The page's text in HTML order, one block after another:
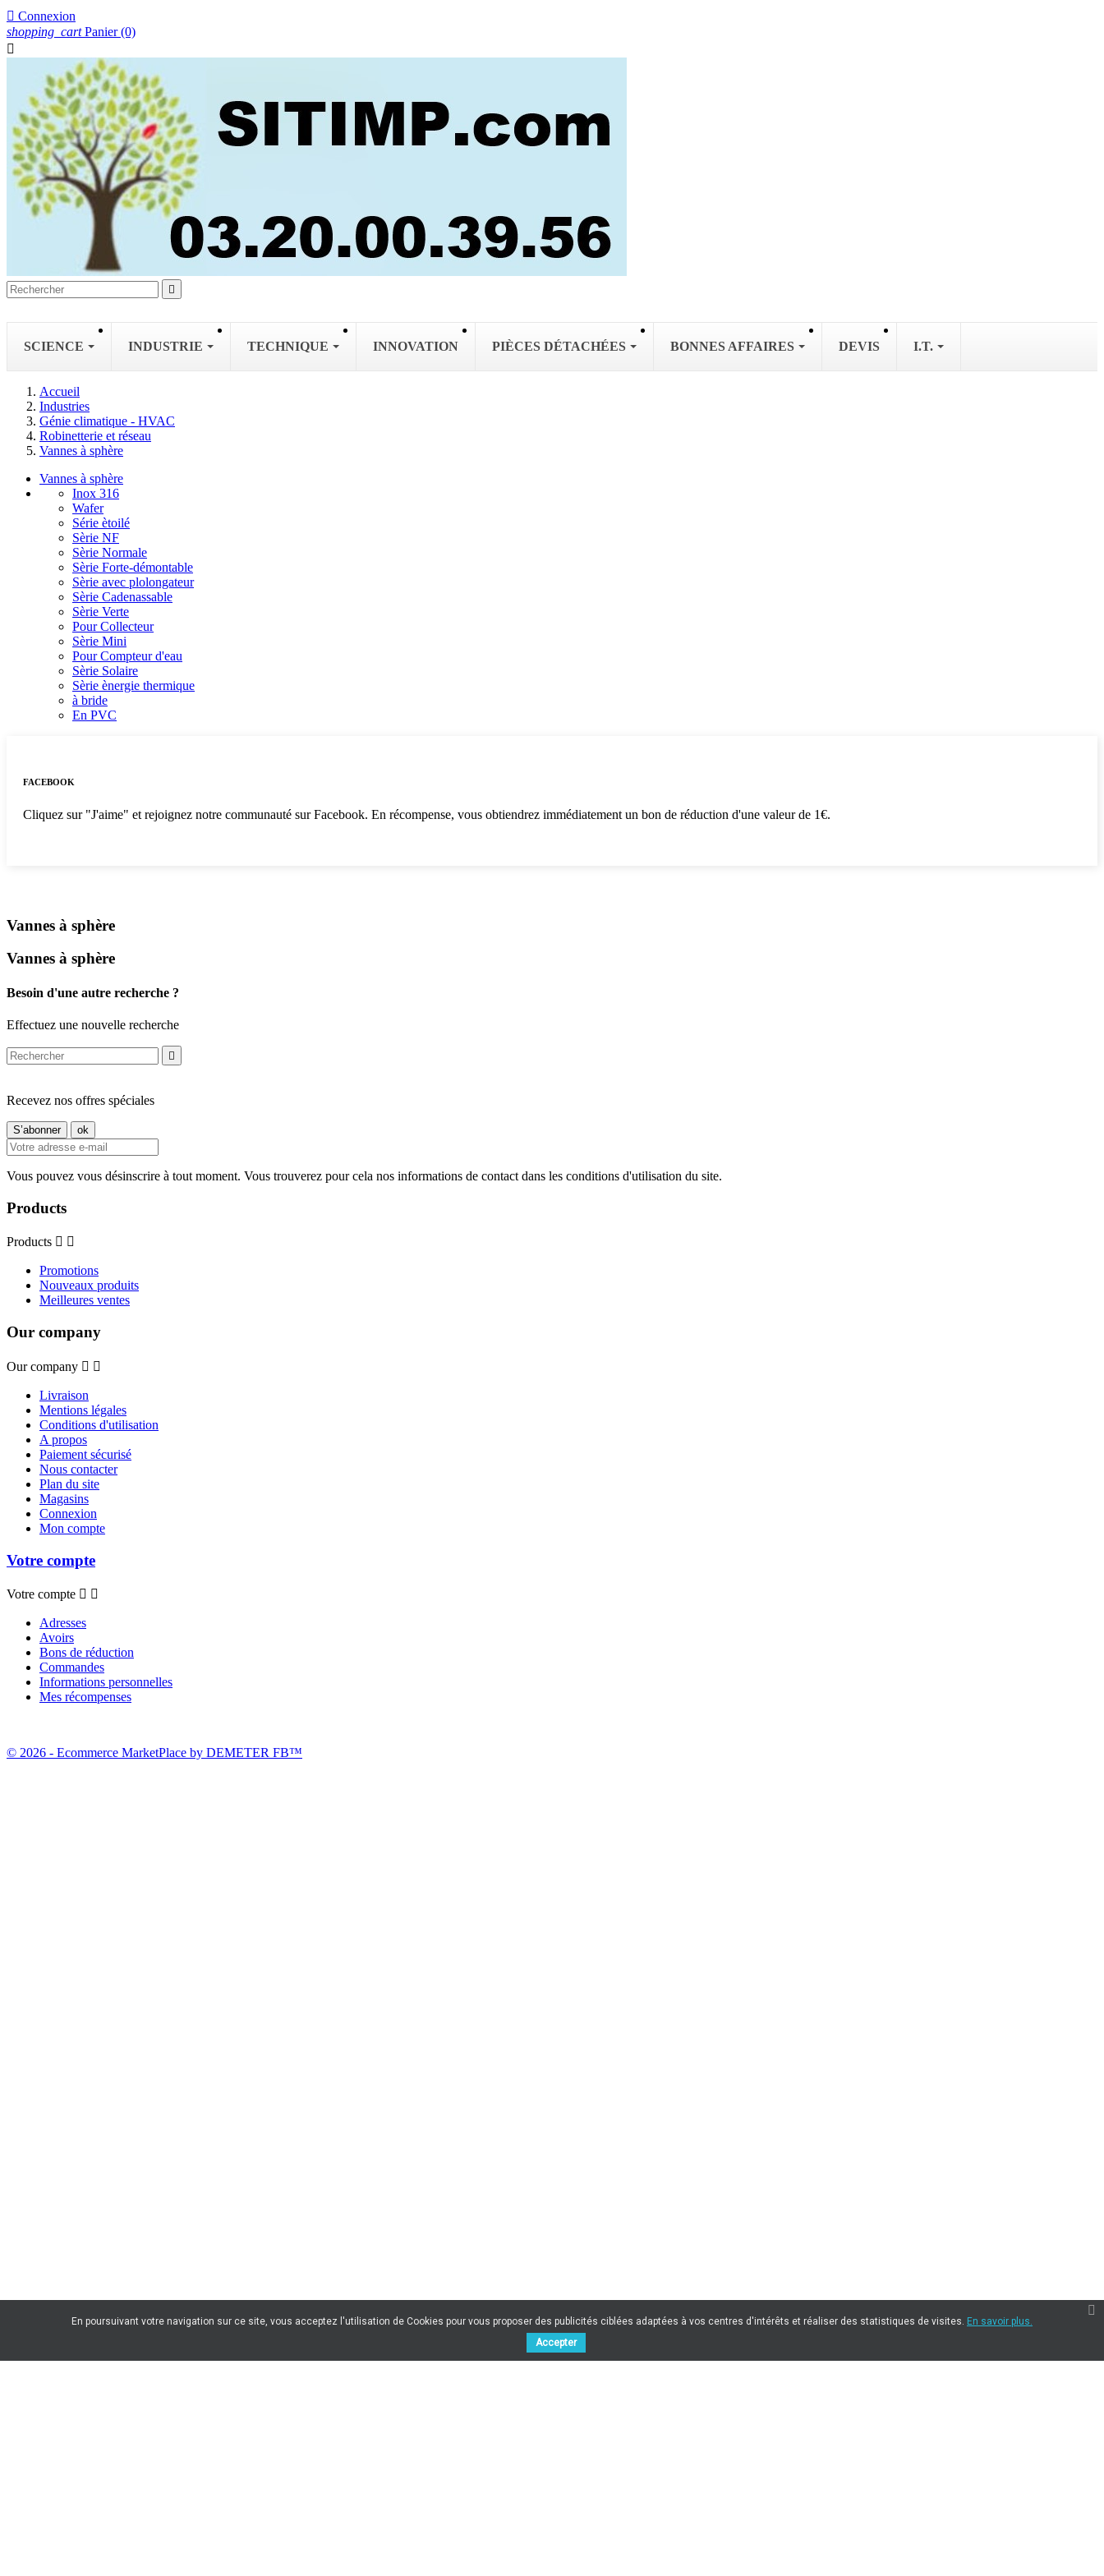
 Connexion
shopping_cart Panier (0)


SCIENCE INDUSTRIE TECHNIQUE INNOVATION PIÈCES DÉTACHÉES BONNES AFFAIRES DEVIS I.T.
Accueil
Industries
Génie climatique - HVAC
Robinetterie et réseau
Vannes à sphère
Vannes à sphère
Inox 316
Wafer
Série ètoilé
Sèrie NF
Sèrie Normale
Sèrie Forte-démontable
Sèrie avec plolongateur
Sèrie Cadenassable
Sèrie Verte
Pour Collecteur
Sèrie Mini
Pour Compteur d'eau
Sèrie Solaire
Sèrie ènergie thermique
à bride
En PVC
FACEBOOK
Cliquez sur "J'aime" et rejoignez notre communauté sur Facebook. En récompense, vous obtiendrez immédiatement un bon de réduction d'une valeur de 1€.
Vannes à sphère
Vannes à sphère
Besoin d'une autre recherche ?
Effectuez une nouvelle recherche

Recevez nos offres spéciales
Vous pouvez vous désinscrire à tout moment. Vous trouverez pour cela nos informations de contact dans les conditions d'utilisation du site.
Products
Products  
Promotions
Nouveaux produits
Meilleures ventes
Our company
Our company  
Livraison
Mentions légales
Conditions d'utilisation
A propos
Paiement sécurisé
Nous contacter
Plan du site
Magasins
Connexion
Mon compte
Votre compte
Votre compte  
Adresses
Avoirs
Bons de réduction
Commandes
Informations personnelles
Mes récompenses
© 2026 - Ecommerce MarketPlace by DEMETER FB™
En poursuivant votre navigation sur ce site, vous acceptez l'utilisation de Cookies pour vous proposer des publicités ciblées adaptées à vos centres d'intérêts et réaliser des statistiques de visites. En savoir plus.
Accepter